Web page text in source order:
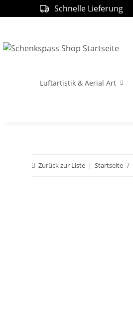
Schnelle Lieferung
Luftartistik & Aerial Art
Zurück zur Liste Startseite